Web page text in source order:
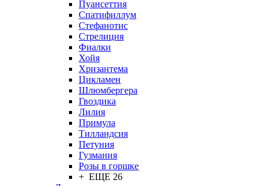
Пуансеттия
Спатифиллум
Стефанотис
Стрелиция
Фиалки
Хойя
Хризантема
Цикламен
Шлюмбергера
Гвоздика
Лилия
Примула
Тилландсия
Петуния
Гузмания
Розы в горшке
+ ЕЩЕ 26